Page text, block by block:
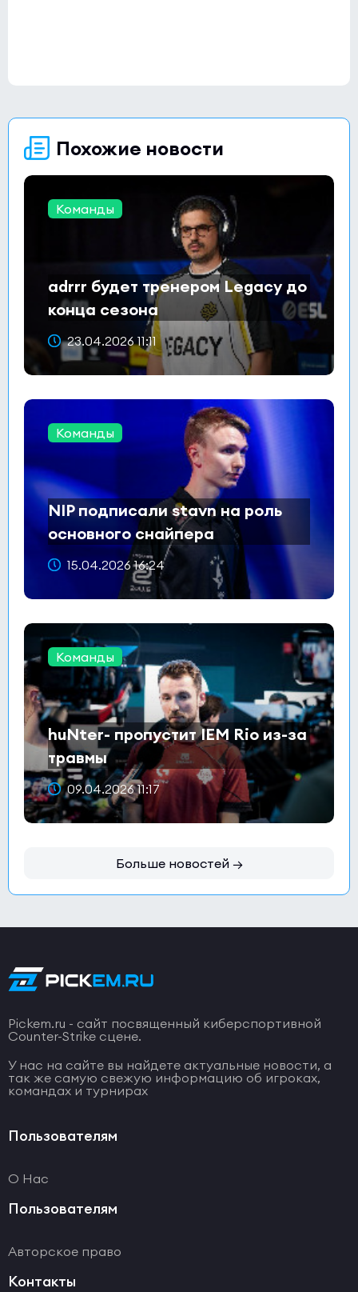
Похожие новости
Команды
adrrr будет тренером Legacy до
конца сезона
23.04.2026 11:11
Команды
NIP подписали stavn на роль
основного снайпера
15.04.2026 16:24
Команды
huNter- пропустит IEM Rio из-за
травмы
09.04.2026 11:17
Больше новостей →
Pickem.ru - сайт посвященный киберспортивной
Counter-Strike сцене.
У нас на сайте вы найдете актуальные новости, а
так же самую свежую информацию об игроках,
командах и турнирах
Пользователям
О Нас
Пользователям
Авторское право
Контакты